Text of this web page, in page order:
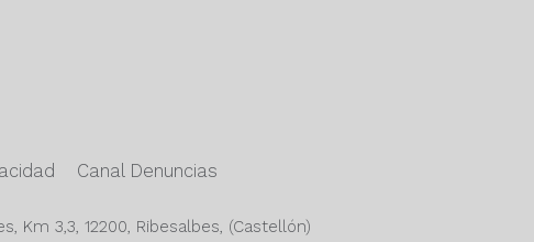
Canal Denuncias
Km 3,3, 12200, Ribesalbes, (Castellón)